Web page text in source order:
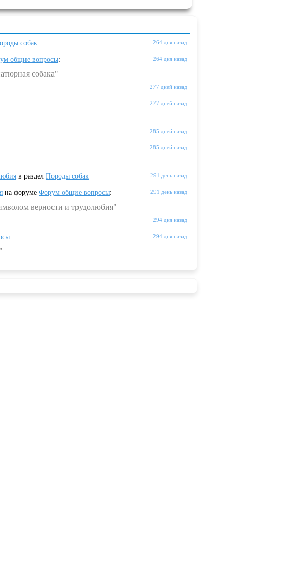
264 дня назад
собак
264 дня назад
общие вопросы:
собака"
277 дней назад
277 дней назад
285 дней назад
285 дней назад
291 день назад
в раздел Породы собак
291 день назад
на форуме Форум общие вопросы:
верности и трудолюбия"
294 дня назад
294 дня назад
: